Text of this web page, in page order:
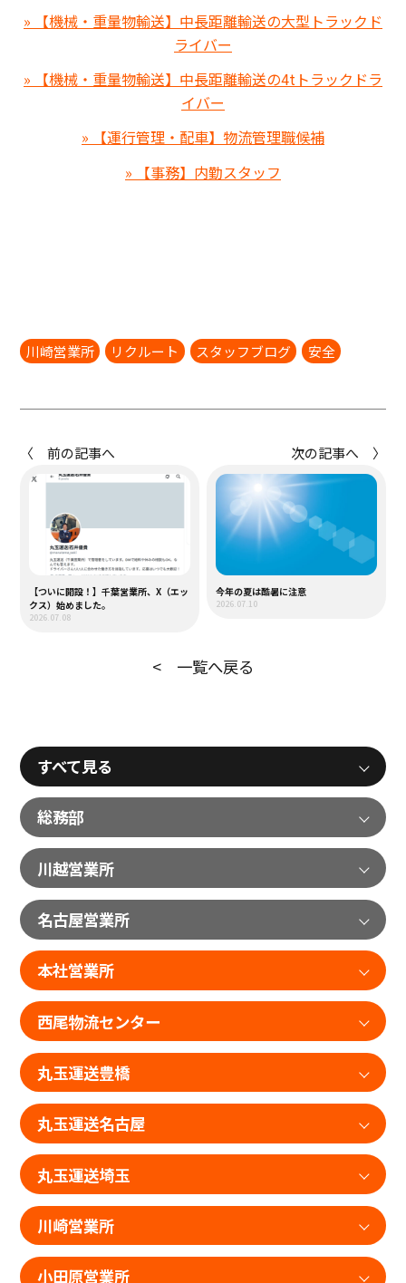
» 【機械・重量物輸送】中長距離輸送の大型トラックド
ライバー
» 【機械・重量物輸送】中長距離輸送の4tトラックドラ
イバー
» 【運行管理・配車】物流管理職候補
» 【事務】内勤スタッフ
川崎営業所 リクルート スタッフブログ 安全
〈 前の記事へ
【ついに開設！】千葉営業所、X（エッ
クス）始めました。
2026.07.08
次の記事へ 〉
今年の夏は酷暑に注意
2026.07.10
< 一覧へ戻る
すべて見る
総務部
川越営業所
名古屋営業所
本社営業所
西尾物流センター
丸玉運送豊橋
丸玉運送名古屋
丸玉運送埼玉
川崎営業所
小田原営業所